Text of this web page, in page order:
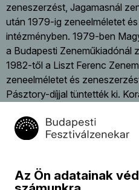
zeneszerzést, Jagamasnál
után 1979-ig zeneelméletet
intézményben. 1979-ben
a Budapesti Zeneműkiadónál
1982-től a Liszt Ferenc
zeneelméletet és
Pásztory-díjjal tüntették ki.
Sextetjében figyelhető meg,
Nemzetközi Zeneszerző
magyar kórushagyományhoz
liturgikus célra írott
Az Ön adatainak